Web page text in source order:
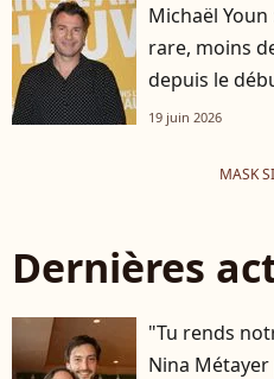
Michaël
rare, moins
depuis le
19 juin 2026
MASK
Dernières
"Tu rends
Nina